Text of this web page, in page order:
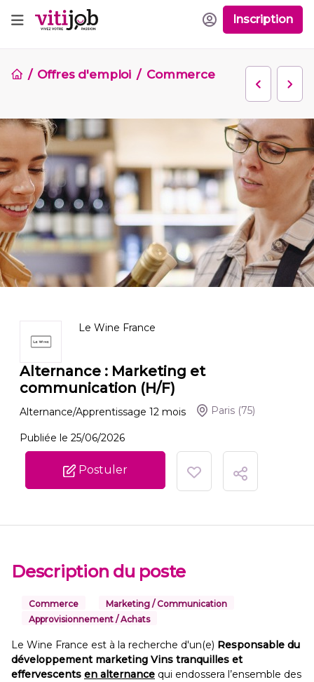
Inscription
Offres d'emploi Commerce
Le Wine France
Alternance : Marketing et
communication (H/F)
Alternance/Apprentissage 12 mois Paris (75)
Publiée le 25/06/2026
Postuler
Description du poste
Commerce
Marketing / Communication
Approvisionnement / Achats
Le Wine France est à la recherche d'un(e) Responsable du
développement marketing Vins tranquilles et
effervescents en alternance qui endossera l’ensemble des